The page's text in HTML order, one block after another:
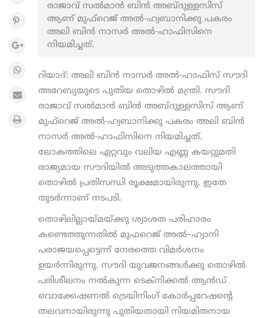
രാജാവ് സല്‍മാന്‍ ബിന്‍ അബ്ദുള്ളസിസ്
ആണ് മുഫ്റെജ് അല്‍-ഹ്വബാനിക്കു പകരം
അലി ബിന്‍ നാസര്‍ അല്‍-ഹാഫിസിനെ
നിയമിച്ചത്.
റിയാദ്: അലി ബിന്‍ നാസര്‍ അല്‍-ഹാഫിസ് സൗദി
അറേബ്യയുടെ പുതിയ തൊഴിൽ മന്ത്രി. സൗദി
രാജാവ് സല്‍മാന്‍ ബിന്‍ അബ്ദുള്ളസിസ് ആണ്
മുഫ്റെജ് അല്‍-ഹ്വബാനിക്കു പകരം അലി ബിന്‍
നാസര്‍ അല്‍-ഹാഫിസിനെ നിയമിച്ചത്.
ലോകത്തിലെ ഏറ്റവും വലിയ എണ്ണ കയറ്റുമതി
രാജ്യമായ സൗദിയില്‍ അടുത്തകാലത്തായി
തൊഴിൽ പ്രതിസന്ധി രൂക്ഷമായിരുന്നു. ഇതേ
തുടർന്നാണ് നടപടി.
തൊഴിലില്ലായ്മയ്ക്കു ശ്വാശത പരിഹാരം
കണ്ടെത്തുന്നതിൽ മുഫറെജ് അൽ–ഹ്വാനി
പരാജയപ്പെട്ടെന്ന് നേരത്തെ വിമർശനം
ഉയർന്നിരുന്നു. സൗദി യുവജനങ്ങള്‍ക്കു തൊഴില്‍
പരിശീലനം നല്‍കുന്ന ടെക്നിക്കല്‍ ആന്‍ഡ്
വൊക്കേഷണല്‍ ട്രെയിനിംഗ് കോര്‍പ്പറേഷന്റെ
തലവനായിരുന്നു പുതിയതായി നിയമിതനായ